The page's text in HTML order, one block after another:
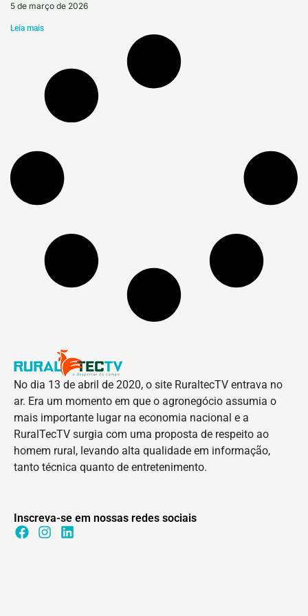
5 de março de 2026
Leia mais
No dia 13 de abril de 2020, o site RuraltecTV entrava no
ar. Era um momento em que o agronegócio assumia o
mais importante lugar na economia nacional e a
RuralTecTV surgia com uma proposta de respeito ao
homem rural, levando alta qualidade em informação,
tanto técnica quanto de entretenimento.
Inscreva-se em nossas redes sociais